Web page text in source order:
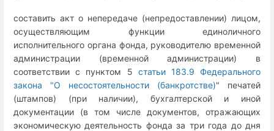
составить акт о непередаче (непредоставлении) лицом,
осуществляющим функции единоличного
исполнительного органа фонда, руководителю временной
администрации (временной администрации) в
соответствии с пунктом 5 статьи 183.9 Федерального
закона "О несостоятельности (банкротстве)" печатей
(штампов) (при наличии), бухгалтерской и иной
документации (в том числе документов, отражающих
экономическую деятельность фонда за три года до дня